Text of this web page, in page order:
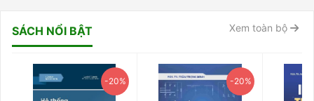
SÁCH NỔI BẬT Xem toàn bộ
-20% -20%